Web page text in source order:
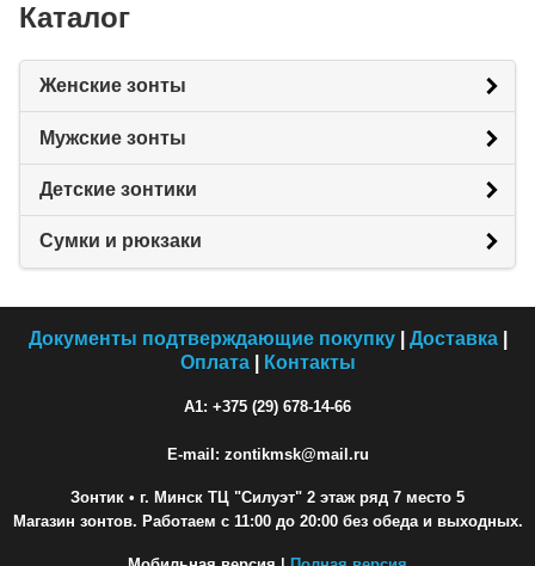
Каталог
Женские зонты
Мужские зонты
Детские зонтики
Сумки и рюкзаки
Документы подтверждающие покупку| Доставка|
Оплата| Контакты
A1: +375 (29) 678-14-66
E-mail: zontikmsk@mail.ru
Зонтик • г. Минск ТЦ "Силуэт" 2 этаж ряд 7 место 5
Магазин зонтов. Работаем с 11:00 до 20:00 без обеда и выходных.